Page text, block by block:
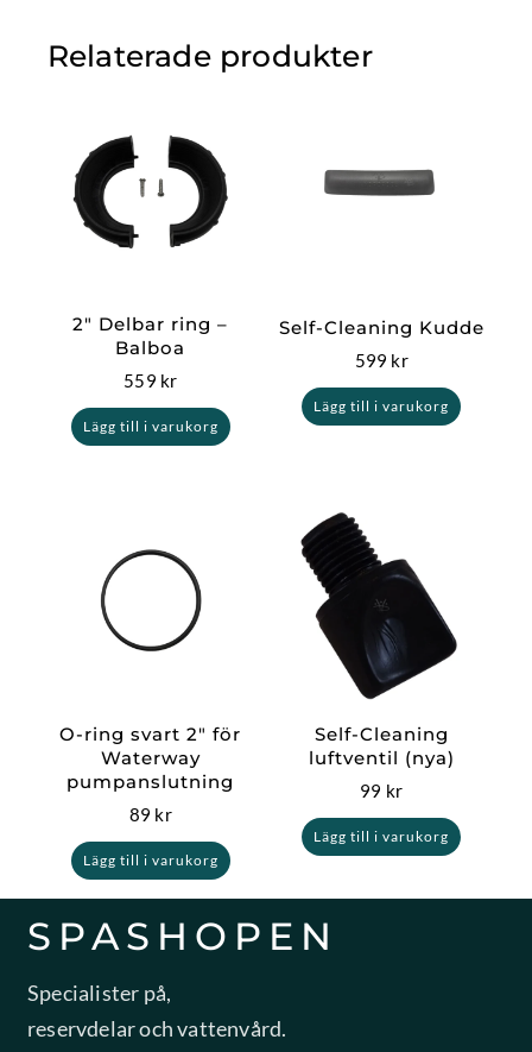
Relaterade produkter
2″ Delbar ring –
Balboa
559 kr
Lägg till i varukorg
Self-Cleaning Kudde
599 kr
Lägg till i varukorg
O-ring svart 2″ för
Waterway
pumpanslutning
89 kr
Lägg till i varukorg
Self-Cleaning
luftventil (nya)
99 kr
Lägg till i varukorg
SPASHOPEN
Specialister på,
reservdelar och vattenvård.